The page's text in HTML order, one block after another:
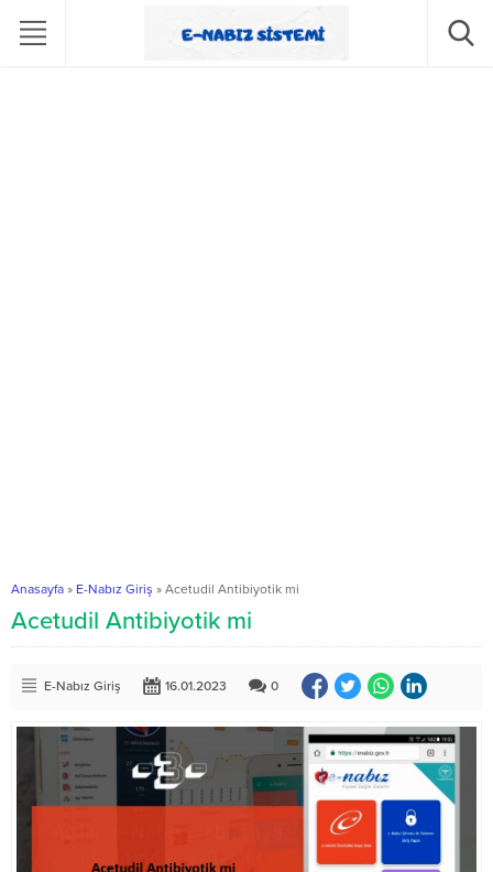
Anasayfa » E-Nabız Giriş » Acetudil Antibiyotik mi
Acetudil Antibiyotik mi
E-Nabız Giriş 16.01.2023 0